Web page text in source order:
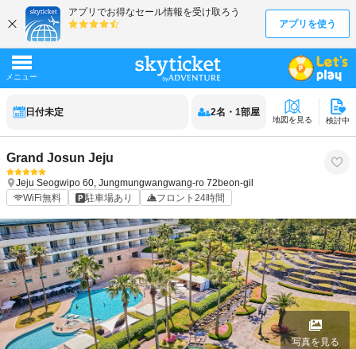
日付未定 2名 ・ 1部屋
地図を見る 検討中
Grand Josun Jeju
Jeju Seogwipo 60, Jungmungwangwang-ro 72beon-gil
WiFi無料
駐車場あり フロント24時間
写真を見る